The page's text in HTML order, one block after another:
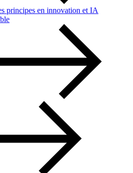
principes en innovation et IA